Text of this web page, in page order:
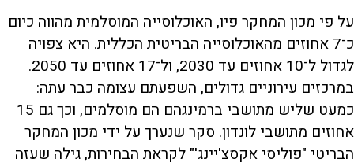
על פי מכון המחקר פיו, האוכלוסייה המוסלמית מהווה כיום
כ־7 אחוזים מהאוכלוסייה הבריטית הכללית. היא צפויה
לגדול ל־10 אחוזים עד 2030, ול־17 אחוזים עד 2050.
במרכזים עירוניים גדולים, השפעתם עצומה כבר עתה:
כמעט שליש מתושבי ברמינגהם הם מוסלמים, וכך גם 15
אחוזים מתושבי לונדון. סקר שנערך על ידי מכון המחקר
הבריטי "פוליסי אקסצ'יינג'" לקראת הבחירות, גילה שעזה